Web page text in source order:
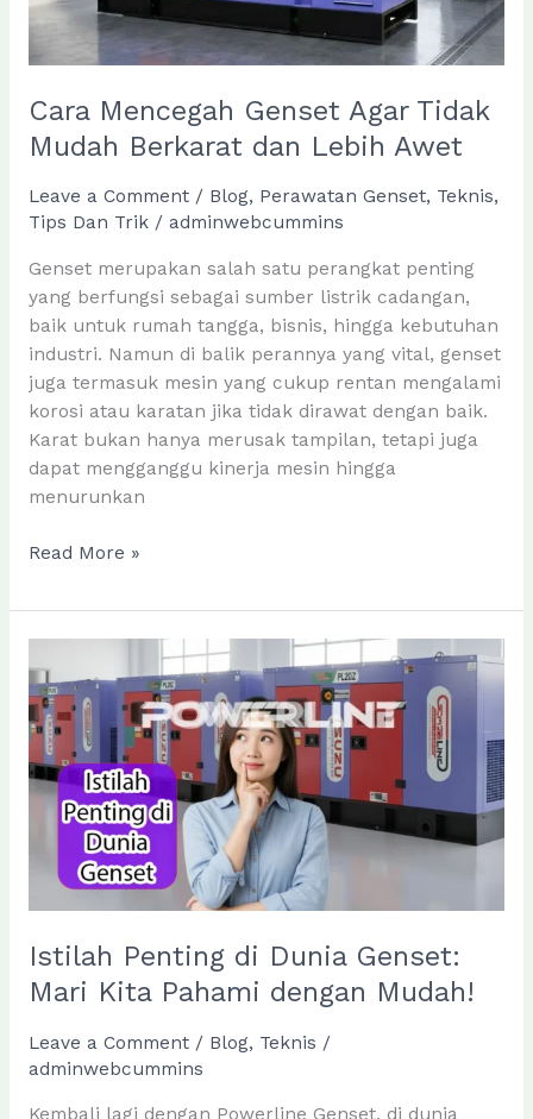
Cara Mencegah Genset Agar Tidak
Mudah Berkarat dan Lebih Awet
Leave a Comment / Blog, Perawatan Genset, Teknis,
Tips Dan Trik/ adminwebcummins
Genset merupakan salah satu perangkat penting
yang berfungsi sebagai sumber listrik cadangan,
baik untuk rumah tangga, bisnis, hingga kebutuhan
industri. Namun di balik perannya yang vital, genset
juga termasuk mesin yang cukup rentan mengalami
korosi atau karatan jika tidak dirawat dengan baik.
Karat bukan hanya merusak tampilan, tetapi juga
dapat mengganggu kinerja mesin hingga
menurunkan
Cara
Genset
Agar
Tidak
Mudah
Berkarat
dan
Lebih
Awet
Read More »
Istilah Penting di Dunia Genset:
Mari Kita Pahami dengan Mudah!
Leave a Comment / Blog, Teknis /
adminwebcummins
Kembali lagi dengan Powerline Genset, di dunia